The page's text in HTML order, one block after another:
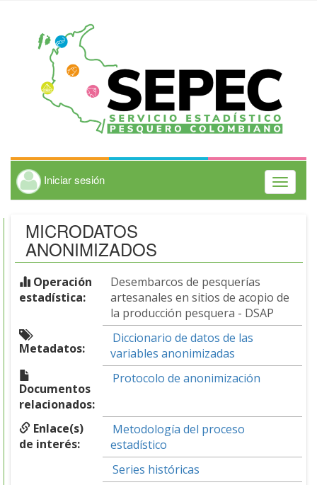
Iniciar sesión
Toggle
MICRODATOS
ANONIMIZADOS
Operación
estadística:
Desembarcos de pesquerías
artesanales en sitios de acopio de
la producción pesquera - DSAP
Metadatos:
Diccionario de datos de las
variables anonimizadas
Documentos
relacionados:
Protocolo de anonimización
Enlace(s)
de interés:
Metodología del proceso
estadístico
Series históricas